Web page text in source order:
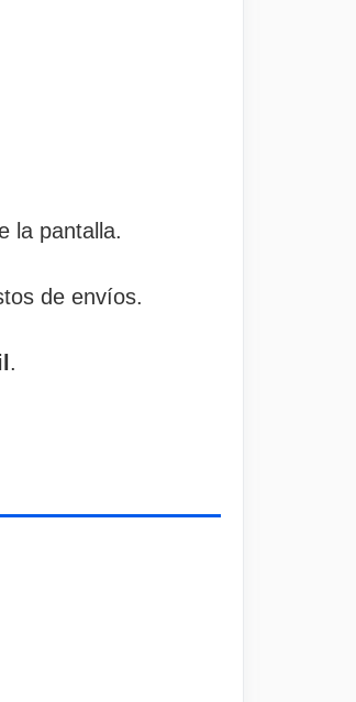
la pantalla.
de envíos.
.